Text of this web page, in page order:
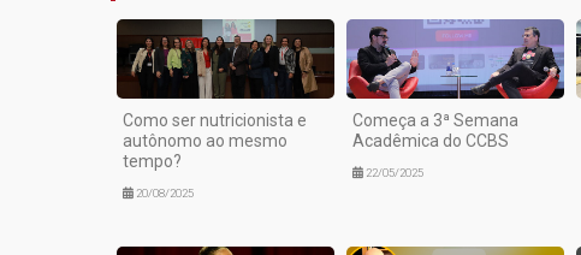
Como ser nutricionista e
autônomo ao mesmo
tempo?
20/08/2025
Começa a 3ª Semana
Acadêmica do CCBS
22/05/2025